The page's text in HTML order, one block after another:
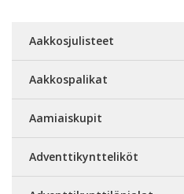
Aakkosjulisteet
Aakkospalikat
Aamiaiskupit
Adventtikyntteliköt